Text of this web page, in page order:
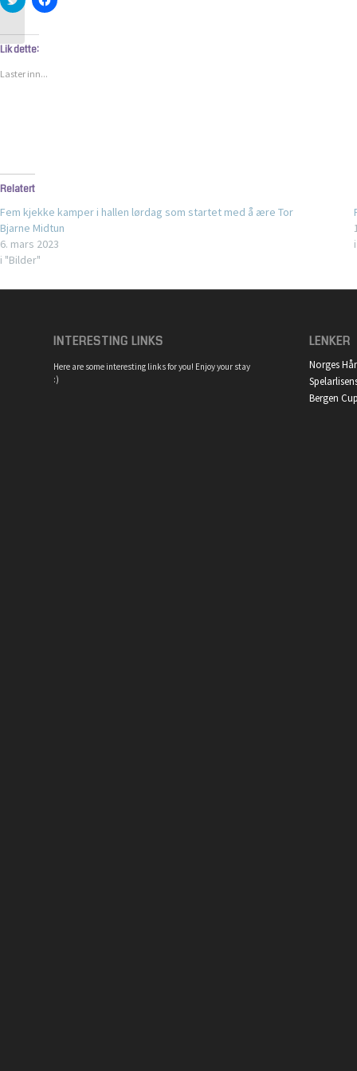
for
på
Twitter(åpnes
en
ny
for
Lik dette:
Laster inn...
Relatert
Fem kjekke kamper i hallen lørdag som startet med å ære Tor
Bjarne Midtun
6. mars 2023
i "Bilder"
INTERESTING LINKS
Here are some interesting links for you! Enjoy your stay
:)
LENKER
Norges
Bergen Cup
REMA 1000 håndballskole